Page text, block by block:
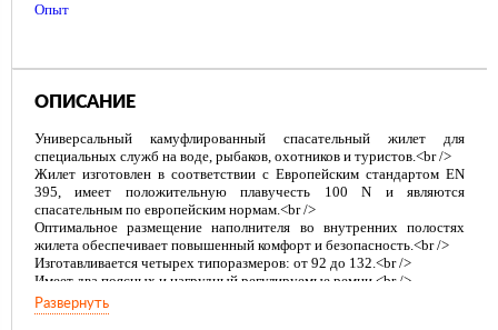
Опыт
ОПИСАНИЕ
Универсальный камуфлированный спасательный жилет для
специальных служб на воде, рыбаков, охотников и туристов.<br />
Жилет изготовлен в соответствии с Европейским стандартом EN
395, имеет положительную плавучесть 100 N и являются
спасательным по европейским нормам.<br />
Оптимальное размещение наполнителя во внутренних полостях
жилета обеспечивает повышенный комфорт и безопасность.<br />
Изготавливается четырех типоразмеров: от 92 до 132.<br />
Имеет два поясных и нагрудный регулируемые ремни.<br />
Большой боковой карман очень пригодится для хранения
документов, мобильного телефона, рации и рыболовных
Развернуть